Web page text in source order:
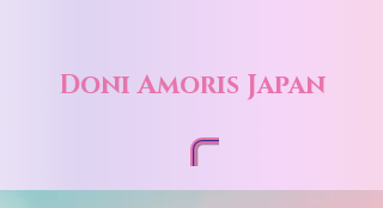
Doni Amoris Japan